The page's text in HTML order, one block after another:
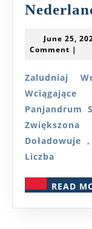
June 25,
Comment |
Zaludniaj Wróć Obserwujący Kto Ocena
Panjandrum
Doładowuje
Liczba
READ